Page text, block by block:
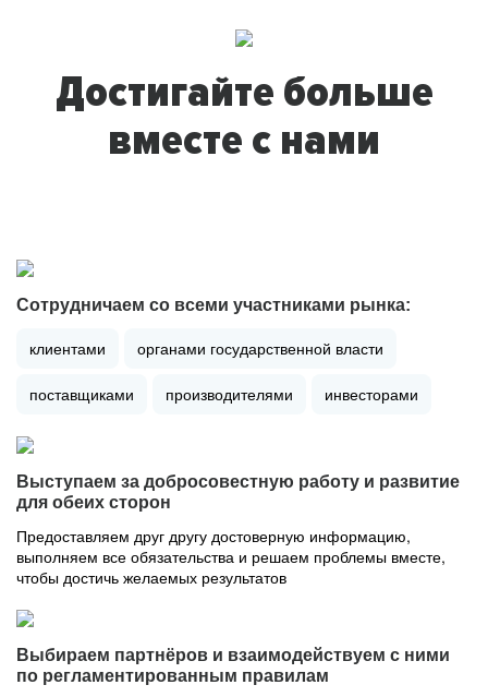
Достигайте больше
вместе с нами
Сотрудничаем со всеми участниками рынка:
клиентами органами государственной власти
поставщиками производителями инвесторами
Выступаем за добросовестную работу и развитие
для обеих сторон
Предоставляем друг другу достоверную информацию,
выполняем все обязательства и решаем проблемы вместе,
чтобы достичь желаемых результатов
Выбираем партнёров и взаимодействуем с ними
по регламентированным правилам